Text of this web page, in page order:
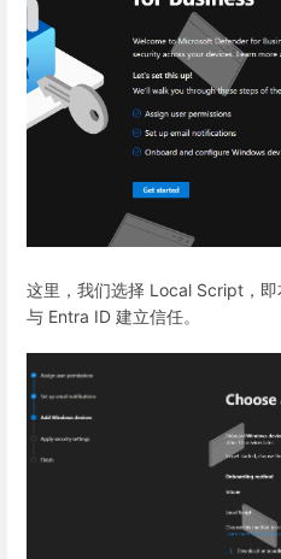
这里，我们选择 Local Script，
与 Entra ID 建立信任。